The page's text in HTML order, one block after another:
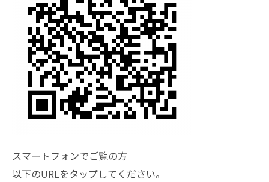
スマートフォンでご覧の方
以下のURLをタップしてください。